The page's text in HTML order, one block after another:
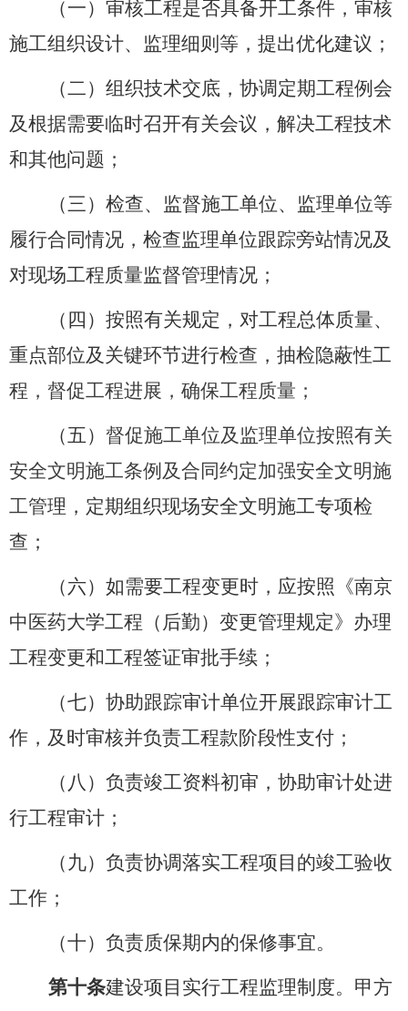
（一）审核工程是否具备开工条件，审核
施工组织设计、监理细则等，提出优化建议；
（二）组织技术交底，协调定期工程例会
及根据需要临时召开有关会议，解决工程技术
和其他问题；
（三）检查、监督施工单位、监理单位等
履行合同情况，检查监理单位跟踪旁站情况及
对现场工程质量监督管理情况；
（四）按照有关规定，对工程总体质量、
重点部位及关键环节进行检查，抽检隐蔽性工
程 ，督促工程进展，确保工程质量；
（五） 督促施工单位及监理单位按照有关
安全文明施工条例及合同约定加强安全文明施
工管理，定期组织现场安全文明施工专项检
查；
（六）如需要工程变更时，应按照《南京
中医药大学工程（后勤）变更管理规定》办理
工程变更和工程签证审批手续；
（七）协助跟踪审计单位开展跟踪审计工
作，及时审核并负责工程款阶段性支付；
（八）负责竣工资料初审，协助审计处进
行工程审计；
（九）负责协调落实工程项目的竣工验收
工作；
（十）负责质保期内的保修事宜。
第十条建设项目实行工程监理制度。甲方